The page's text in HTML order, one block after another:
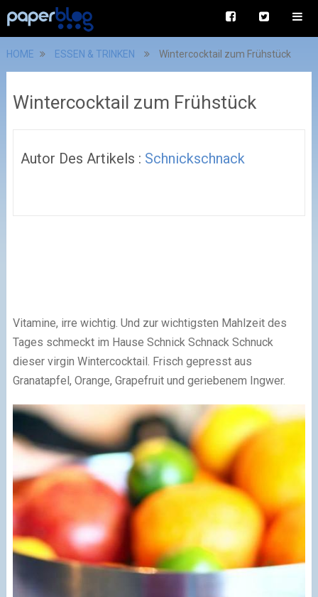
HOME ESSEN & TRINKEN Wintercocktail zum Frühstück
Wintercocktail zum Frühstück
Autor Des Artikels : Schnickschnack
Vitamine, irre wichtig. Und zur wichtigsten Mahlzeit des
Tages schmeckt im Hause Schnick Schnack Schnuck
dieser virgin Wintercocktail. Frisch gepresst aus
Granatapfel, Orange, Grapefruit und geriebenem Ingwer.